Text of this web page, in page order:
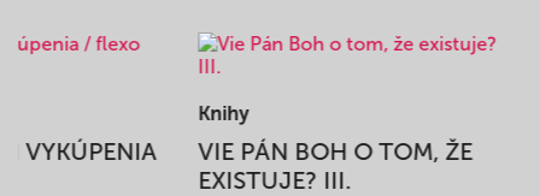
VYKÚPENIA
Knihy
VIE PÁN BOH O TOM, ŽE
EXISTUJE? III.